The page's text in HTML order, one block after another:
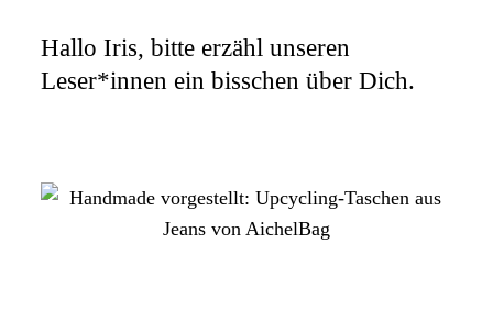
Hallo Iris, bitte erzähl unseren
Leser*innen ein bisschen über Dich.